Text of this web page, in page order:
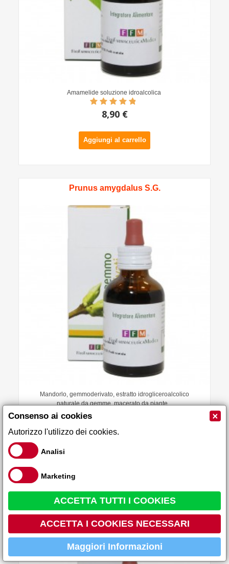
Amamelide soluzione idroalcolica
8,90 €
Aggiungi al carrello
Prunus amygdalus S.G.
Mandorlo, gemmoderivato, estratto idrogliceroalcolico
naturale da gemme, macerato da piante...
Vitis vinifera S.G. gemmoderivato con ottime
proprietà
-30%
Consenso ai cookies ×
Autorizzo l'utilizzo dei cookies.
Analisi
Marketing
ACCETTA TUTTI I COOKIES
ACCETTA I COOKIES NECESSARI
Maggiori Informazioni